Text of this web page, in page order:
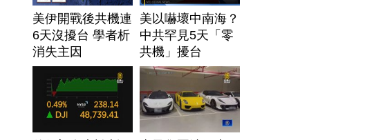
美伊開戰後共機連
6天沒擾台 學者析
消失主因
美以嚇壞中南海？
中共罕見5天「零
共機」擾台